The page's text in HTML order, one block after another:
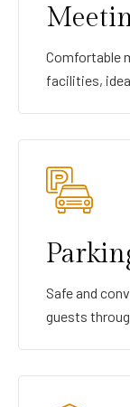
Comfortable
facilities,
Safe and
guests